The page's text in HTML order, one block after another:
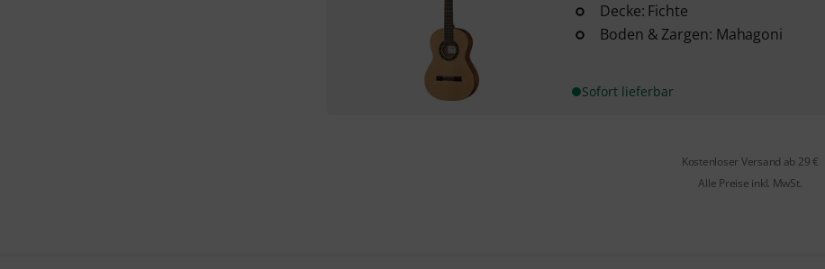
Decke: Fichte
Boden & Zargen: Mahagoni
Sofort lieferbar
Kostenloser Versand ab 29 €
Alle Preise inkl. MwSt.